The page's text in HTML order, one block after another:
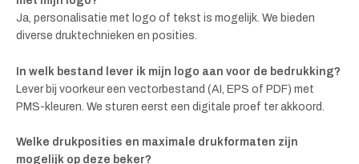
Ja, personalisatie met logo of tekst is mogelijk. We bieden
diverse druktechnieken en posities.
In welk bestand lever ik mijn logo aan voor de bedrukking?
Lever bij voorkeur een vectorbestand (AI, EPS of PDF) met
PMS-kleuren. We sturen eerst een digitale proef ter akkoord.
Welke drukposities en maximale drukformaten zijn
mogelijk op deze beker?